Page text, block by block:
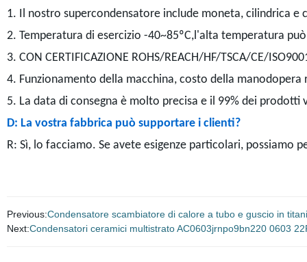
1. Il nostro supercondensatore include moneta, cilindrica
2. Temperatura di esercizio -40~85ºC,l'alta temperatura
3. CON CERTIFICAZIONE ROHS/REACH/HF/TSCA/CE/
4. Funzionamento della macchina, costo della
5. La data di consegna è molto precisa e il 99% dei prodotti
D: La vostra fabbrica può supportare i clienti?
R: Sì, lo facciamo. Se avete esigenze particolari, possiamo
Previous:Condensatore scambiatore di calore a tubo e guscio in
Next:Condensatori ceramici multistrato AC0603jrnpo9bn220 0603